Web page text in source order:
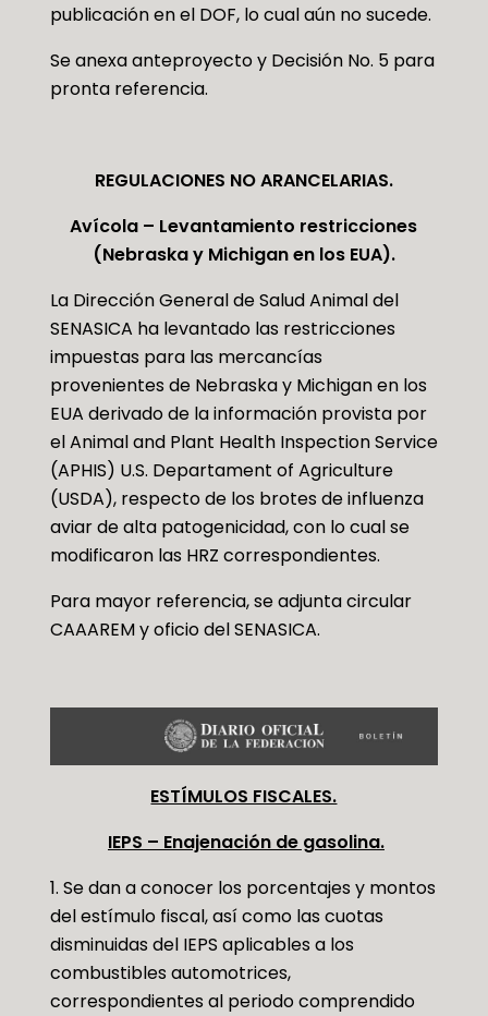
publicación en el DOF, lo cual aún no sucede.
Se anexa anteproyecto y Decisión No. 5 para
pronta referencia.
REGULACIONES NO ARANCELARIAS.
Avícola – Levantamiento restricciones
(Nebraska y Michigan en los EUA).
La Dirección General de Salud Animal del
SENASICA ha levantado las restricciones
impuestas para las mercancías
provenientes de Nebraska y Michigan en los
EUA derivado de la información provista por
el Animal and Plant Health Inspection Service
(APHIS) U.S. Departament of Agriculture
(USDA), respecto de los brotes de influenza
aviar de alta patogenicidad, con lo cual se
modificaron las HRZ correspondientes.
Para mayor referencia, se adjunta circular
CAAAREM y oficio del SENASICA.
ESTÍMULOS FISCALES.
IEPS – Enajenación de gasolina.
1. Se dan a conocer los porcentajes y montos
del estímulo fiscal, así como las cuotas
disminuidas del IEPS aplicables a los
combustibles automotrices,
correspondientes al periodo comprendido